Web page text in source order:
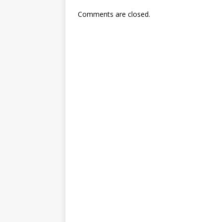
Comments are closed.